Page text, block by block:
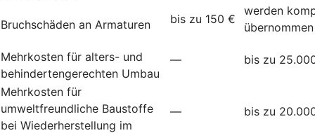
Bruchschäden an Armaturen bis zu 150 €
werden
übernommen
Mehrkosten für alters- und
behindertengerechten Umbau
— bis zu
Mehrkosten für
umweltfreundliche Baustoffe
bei Wiederherstellung im
— bis zu